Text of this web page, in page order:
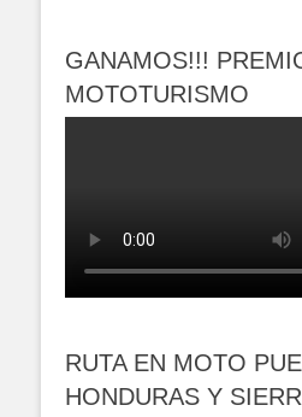
GANAMOS!!!
MOTOTURISMO
RUTA EN MOTO
HONDURAS Y